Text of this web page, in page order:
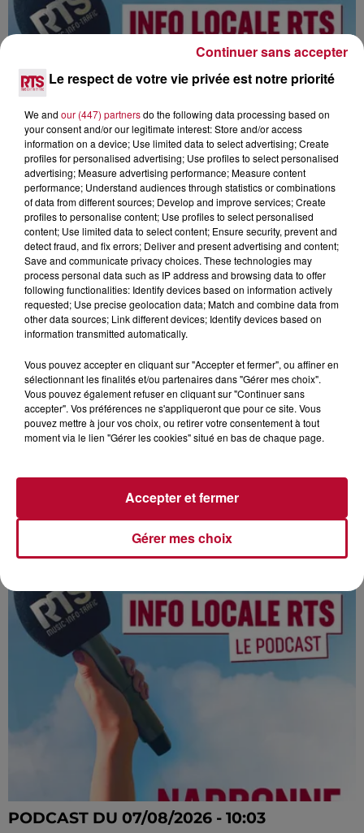
PODCAST DU 08/08/2026 - 08:03
PODCAST DU 08/08/2026 - 08:03
PODCAST DU 07/08/2026 - 10:03
Le respect de votre vie privée est notre priorité
We and our (447) partnersdo the following data processing based on
your consent and/or our legitimate interest: Store and/or access
information on a device; Use limited data to select advertising; Create
profiles for personalised advertising; Use profiles to select personalised
advertising; Measure advertising performance; Measure content
performance; Understand audiences through statistics or combinations
of data from different sources; Develop and improve services; Create
profiles to personalise content; Use profiles to select personalised
content; Use limited data to select content; Ensure security, prevent and
detect fraud, and fix errors; Deliver and present advertising and content;
Save and communicate privacy choices. These technologies may
process personal data such as IP address and browsing data to offer
following functionalities: Identify devices based on information actively
requested; Use precise geolocation data; Match and combine data from
other data sources; Link different devices; Identify devices based on
information transmitted automatically.
Vous pouvez accepter en cliquant sur "Accepter et fermer", ou affiner en
sélectionnant les finalités et/ou partenaires dans "Gérer mes choix".
Vous pouvez également refuser en cliquant sur "Continuer sans
accepter". Vos préférences ne s'appliqueront que pour ce site. Vous
pouvez mettre à jour vos choix, ou retirer votre consentement à tout
moment via le lien "Gérer les cookies" situé en bas de chaque page.
Gérer mes choix
Accepter et fermer
Continuer sans accepter